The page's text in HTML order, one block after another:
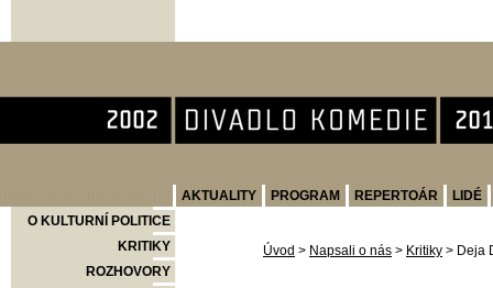
AKTUALITY PROGRAM REPERTOÁR
LIDÉ
O KULTURNÍ POLITICE
KRITIKY
ROZHOVORY
Úvod > Napsali o nás > Kritiky > Deja